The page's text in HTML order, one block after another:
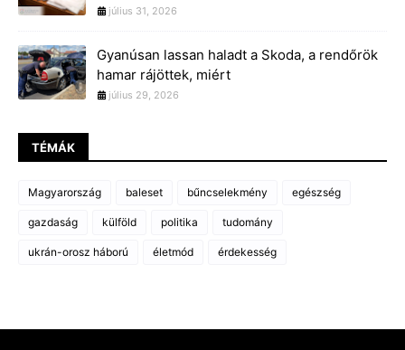
július 31, 2026
Gyanúsan lassan haladt a Skoda, a rendőrök
hamar rájöttek, miért
július 29, 2026
TÉMÁK
Magyarország baleset bűncselekmény egészség
gazdaság külföld politika tudomány
ukrán-orosz háború életmód érdekesség